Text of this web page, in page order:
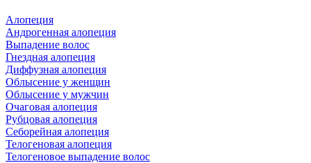
Алопеция
Андрогенная алопеция
Выпадение волос
Гнездная алопеция
Диффузная алопеция
Облысение у женщин
Облысение у мужчин
Очаговая алопеция
Рубцовая алопеция
Себорейная алопеция
Телогеновая алопеция
Телогеновое выпадение волос